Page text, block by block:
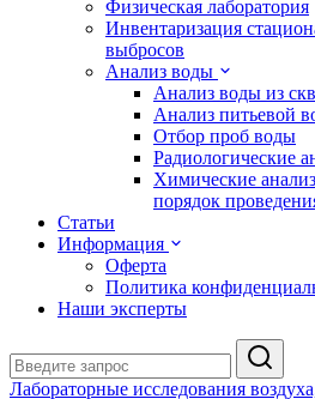
Физическая лаборатория
Инвентаризация
выбросов
Анализ воды
Анализ воды из
Анализ питьевой
Отбор проб воды
Радиологические
Химические
порядок
Статьи
Информация
Оферта
Политика
Наши эксперты
Лабораторные исследования